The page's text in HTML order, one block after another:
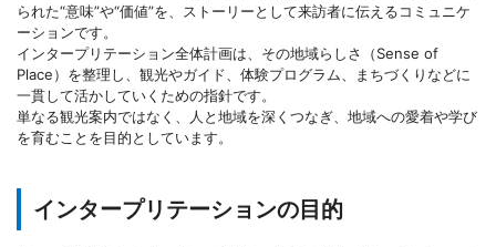
られた“意味”や“価値”を、ストーリーとして来訪者に伝えるコミュニケ
ーションです。
インタープリテーション全体計画は、その地域らしさ（Sense of
Place）を整理し、観光やガイド、体験プログラム、まちづくりなどに
一貫して活かしていくための指針です。
単なる観光案内ではなく、人と地域を深くつなぎ、地域への愛着や学び
を育むことを目的としています。
インタープリテーションの目的